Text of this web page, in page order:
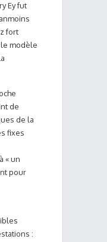
Ey fut
fort
modèle
de
de la
fixes
« un
pour
: